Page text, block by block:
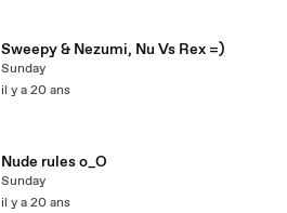
Sweepy & Nezumi, Nu Vs Rex =)
Sunday
il y a 20 ans
Nude rules o_O
Sunday
il y a 20 ans